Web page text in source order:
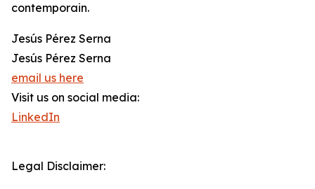
contemporain.
Jesús Pérez Serna
Jesús Pérez Serna
email us here
Visit us on social media:
LinkedIn
Legal Disclaimer: